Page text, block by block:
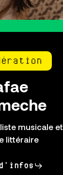
musicale et
littéraire